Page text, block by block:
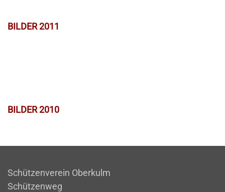
BILDER 2011
BILDER 2010
Schützenverein Oberkulm
Schützenweg